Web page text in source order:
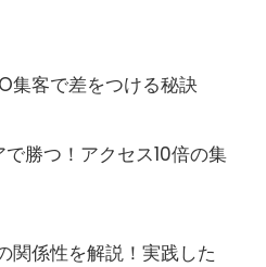
集客で差をつける秘訣
勝つ！アクセス10倍の集
関係性を解説！実践した